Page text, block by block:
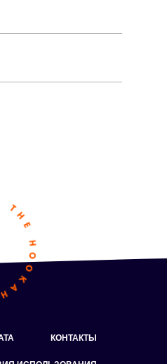
КОНТАКТЫ